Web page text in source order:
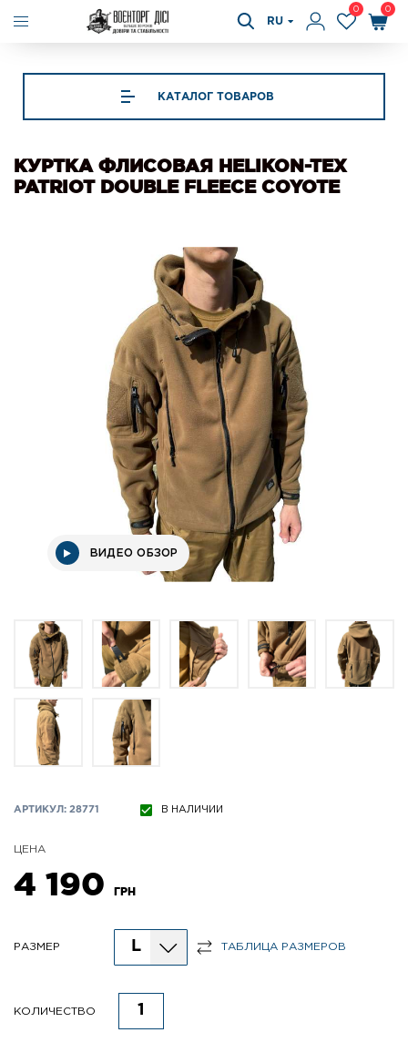
RU
0 0
КАТАЛОГ ТОВАРОВ
КУРТКА ФЛИСОВАЯ HELIKON-TEX
PATRIOT DOUBLE FLEECE COYOTE
ВИДЕО ОБЗОР
АРТИКУЛ: 28771 В НАЛИЧИИ
ЦЕНА
4 190 ГРН
РАЗМЕР L ТАБЛИЦА РАЗМЕРОВ
КОЛИЧЕСТВО